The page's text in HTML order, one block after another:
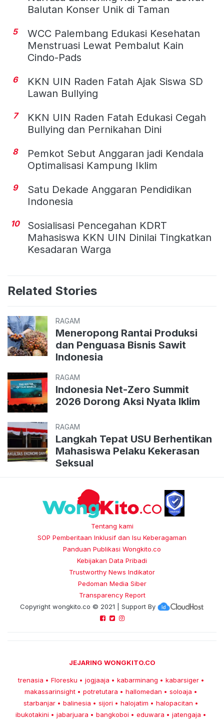
Balutan Konser Unik di Taman
5
WCC Palembang Edukasi Kesehatan
Menstruasi Lewat Pembalut Kain
Cindo-Pads
6
KKN UIN Raden Fatah Ajak Siswa SD
Lawan Bullying
7
KKN UIN Raden Fatah Edukasi Cegah
Bullying dan Pernikahan Dini
8
Pemkot Sebut Anggaran jadi Kendala
Optimalisasi Kampung Iklim
9
Satu Dekade Anggaran Pendidikan
Indonesia
10
Sosialisasi Pencegahan KDRT
Mahasiswa KKN UIN Dinilai Tingkatkan
Kesadaran Warga
Related Stories
RAGAM
Meneropong Rantai Produksi
dan Penguasa Bisnis Sawit
Indonesia
RAGAM
Indonesia Net-Zero Summit
2026 Dorong Aksi Nyata Iklim
RAGAM
Langkah Tepat USU Berhentikan
Mahasiswa Pelaku Kekerasan
Seksual
Tentang kami
SOP Pemberitaan Inklusif dan Isu Keberagaman
Panduan Publikasi Wongkito.co
Kebijakan Data Pribadi
Trustworthy News Indikator
Pedoman Media Siber
Transparency Report
Copyright wongkito.co © 2021 | Support By
JEJARING WONGKITO.CO
trenasia • Floresku • jogjaaja • kabarminang • kabarsiger •
makassarinsight • potretutara • hallomedan • soloaja •
starbanjar • balinesia • sijori • halojatim • halopacitan •
ibukotakini • jabarjuara • bangkoboi • eduwara • jatengaja •